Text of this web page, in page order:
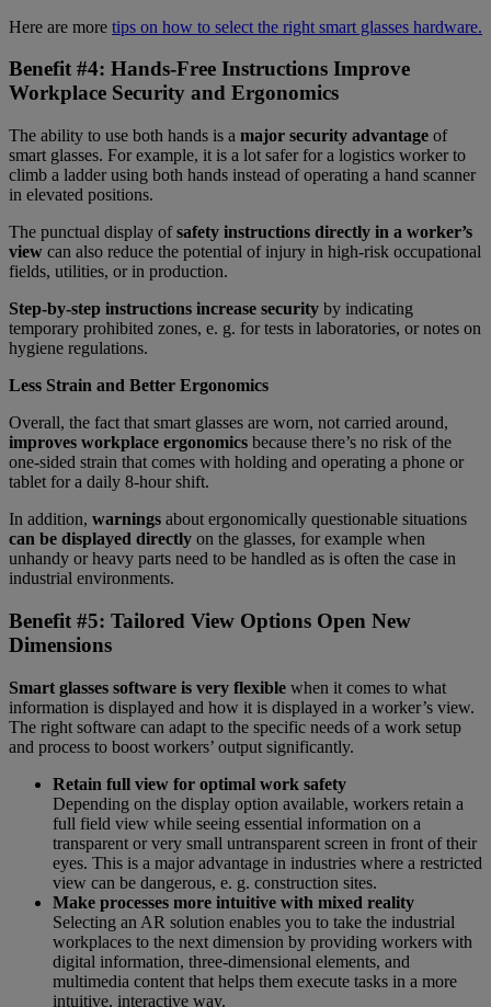
Here are more tips on how to select the right smart glasses hardware.
Benefit #4: Hands-Free Instructions Improve
Workplace Security and Ergonomics
The ability to use both hands is a major security advantage of
smart glasses. For example, it is a lot safer for a logistics worker to
climb a ladder using both hands instead of operating a hand scanner
in elevated positions.
The punctual display ofsafety instructions directly in a worker’s
view can also reduce the potential of injury in high-risk occupational
fields, utilities, or in production.
Step-by-step instructions increase security by indicating
temporary prohibited zones, e. g. for tests in laboratories, or notes on
hygiene regulations.
Less Strain and Better Ergonomics
Overall, the fact that smart glasses are worn, not carried around,
improves workplace ergonomics because there’s no risk of the
one-sided strain that comes with holding and operating a phone or
tablet for a daily 8-hour shift.
In addition, warnings about ergonomically questionable situations
can be displayed directly on the glasses, for example when
unhandy or heavy parts need to be handled as is often the case in
industrial environments.
Benefit #5: Tailored View Options Open New
Dimensions
Smart glasses software is very flexible when it comes to what
information is displayed and how it is displayed in a worker’s view.
The right software can adapt to the specific needs of a work setup
and process to boost workers’ output significantly.
Retain full view for optimal work safety
Depending on the display option available, workers retain a
full field view while seeing essential information on a
transparent or very small untransparent screen in front of their
eyes. This is a major advantage in industries where a restricted
view can be dangerous, e. g. construction sites.
Make processes more intuitive with mixed reality
Selecting an AR solution enables you to take the industrial
workplaces to the next dimension by providing workers with
digital information, three-dimensional elements, and
multimedia content that helps them execute tasks in a more
intuitive, interactive way.